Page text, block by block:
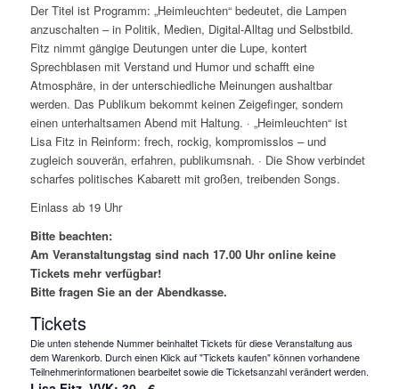
Der Titel ist Programm: „Heimleuchten“ bedeutet, die Lampen
anzuschalten – in Politik, Medien, Digital-Alltag und Selbstbild.
Fitz nimmt gängige Deutungen unter die Lupe, kontert
Sprechblasen mit Verstand und Humor und schafft eine
Atmosphäre, in der unterschiedliche Meinungen aushaltbar
werden. Das Publikum bekommt keinen Zeigefinger, sondern
einen unterhaltsamen Abend mit Haltung. · „Heimleuchten“ ist
Lisa Fitz in Reinform: frech, rockig, kompromisslos – und
zugleich souverän, erfahren, publikumsnah. · Die Show verbindet
scharfes politisches Kabarett mit großen, treibenden Songs.
Einlass ab 19 Uhr
Bitte beachten:
Am Veranstaltungstag sind nach 17.00 Uhr online keine
Tickets mehr verfügbar!
Bitte fragen Sie an der Abendkasse.
Tickets
Die unten stehende Nummer beinhaltet Tickets für diese Veranstaltung aus
dem Warenkorb. Durch einen Klick auf "Tickets kaufen" können vorhandene
Teilnehmerinformationen bearbeitet sowie die Ticketsanzahl verändert werden.